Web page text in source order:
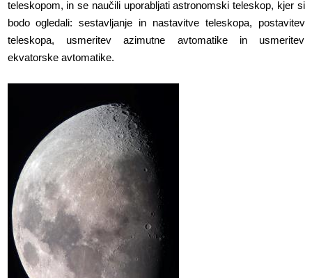
teleskopom, in se naučili uporabljati astronomski teleskop, kjer si
bodo ogledali: sestavljanje in nastavitve teleskopa, postavitev
teleskopa, usmeritev azimutne avtomatike in usmeritev
ekvatorske avtomatike.